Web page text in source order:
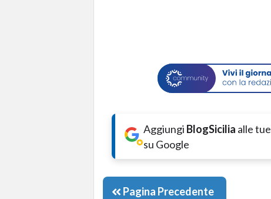
Aggiungi BlogSicilia alle tue
su Google
Pagina Precedente